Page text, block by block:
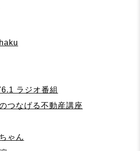
ラジオ番組
つなげる不動産講座
ゃん